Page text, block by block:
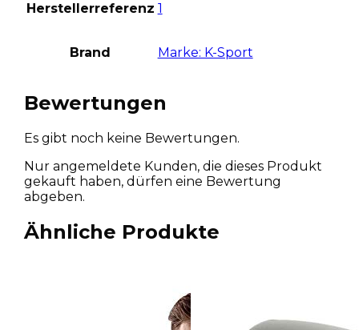
Herstellerreferenz 1
Brand Marke: K-Sport
Bewertungen
Es gibt noch keine Bewertungen.
Nur angemeldete Kunden, die dieses Produkt
gekauft haben, dürfen eine Bewertung
abgeben.
Ähnliche Produkte